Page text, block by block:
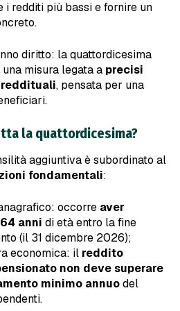
redditi più bassi e fornire un
diritto: la quattordicesima
misura legata a precisi
, pensata per una
la quattordicesima?
aggiuntiva è subordinato al
fondamentali:
occorre aver
anni di età entro la fine
(il 31 dicembre 2026);
economica: il reddito
non deve superare
minimo annuodel